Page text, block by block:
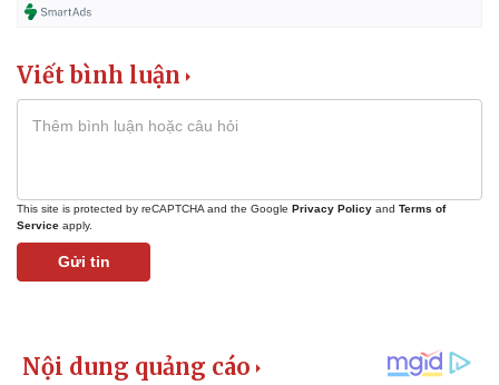
Viết bình luận
This site is protected by reCAPTCHA and the Google Privacy Policy and Terms of
Service apply.
Gửi tin